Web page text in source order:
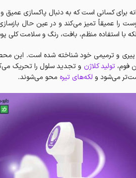
برای کسانی است که به دنبال پاکسازی
را عمیقاً تمیز می‌کند و در عین حال
با استفاده منظم، بافت، رنگ و سلامت
فوم،تولید کلاژن و تجدید سلول را تحریک
می‌شود و لکه‌های تیره محو می‌شوند.